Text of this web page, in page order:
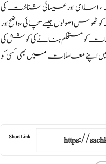
اور عیسائی شناخت کی
اصولوں جیسے سچائی ، واضح اور
کو مستحکم بنانے کی کوشش کی
اپنے معاملات میں بھی کسی کو
Short Link